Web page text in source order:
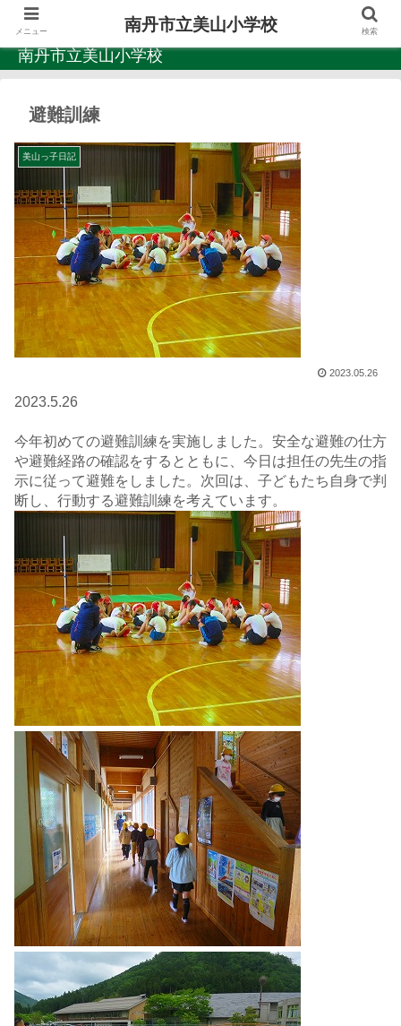
南丹市立美山小学校
避難訓練
美山っ子日記
2023.05.26
2023.5.26
今年初めての避難訓練を実施しました。安全な避難の仕方
や避難経路の確認をするとともに、今日は担任の先生の指
示に従って避難をしました。次回は、子どもたち自身で判
断し、行動する避難訓練を考えています。
メニュー 南丹市立美山小学校 検索